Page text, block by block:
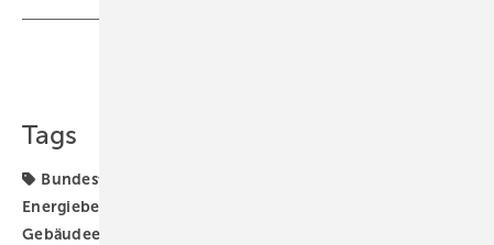
Tags
Bundesförderung für effiziente Gebäude
Energieberater
Gebäudeenergiegesetz